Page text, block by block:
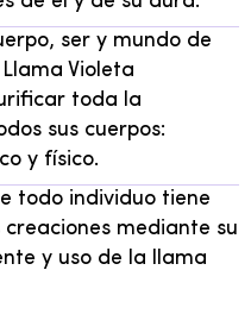
ser y mundo de
Violeta
toda la
sus cuerpos:
y físico.
todo individuo tiene
mediante su
y uso de la llama